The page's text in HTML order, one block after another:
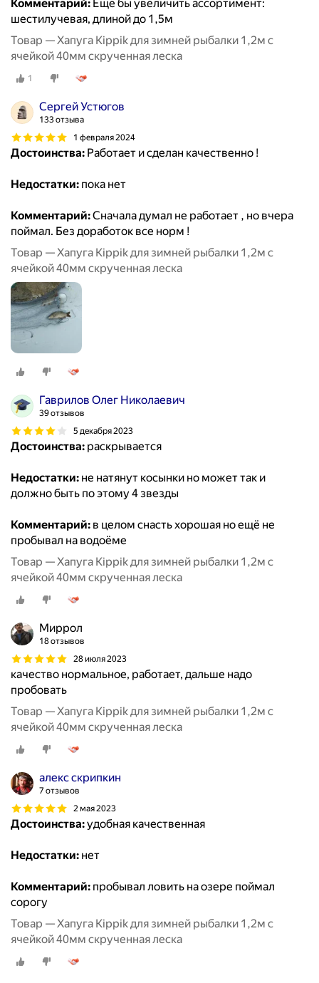
Комментарий: Еще бы увеличить ассортимент:
шестилучевая, длиной до 1,5м
Товар — Хапуга Kippik для зимней рыбалки 1,2м с
ячейкой 40мм скрученная леска
1
Сергей Устюгов
133 отзыва
1 февраля 2024
Достоинства: Работает и сделан качественно !
Недостатки: пока нет
Комментарий:Сначала думал не работает , но вчера
поймал. Без доработок все норм !
Товар — Хапуга Kippik для зимней рыбалки 1,2м с
ячейкой 40мм скрученная леска
Гаврилов Олег Николаевич
39 отзывов
5 декабря 2023
Достоинства: раскрывается
Недостатки: не натянут косынки но может так и
должно быть по этому 4 звезды
Комментарий: в целом снасть хорошая но ещё не
пробывал на водоёме
Товар — Хапуга Kippik для зимней рыбалки 1,2м с
ячейкой 40мм скрученная леска
Миррол
18 отзывов
28 июля 2023
качество нормальное, работает, дальше надо
пробовать
Товар — Хапуга Kippik для зимней рыбалки 1,2м с
ячейкой 40мм скрученная леска
алекс скрипкин
7 отзывов
2 мая 2023
Достоинства:удобная качественная
Недостатки: нет
Комментарий: пробывал ловить на озере поймал
сорогу
Товар — Хапуга Kippik для зимней рыбалки 1,2м с
ячейкой 40мм скрученная леска